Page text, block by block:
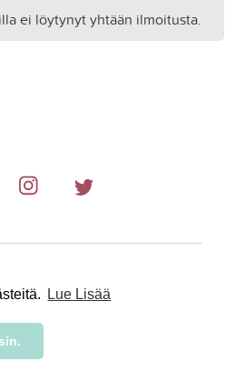
Lue Lisää
ei löytynyt yhtään ilmoitusta.